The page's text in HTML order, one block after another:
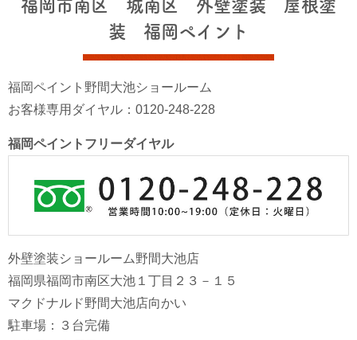
福岡市南区 城南区 外壁塗装 屋根塗
装 福岡ペイント
福岡ペイント野間大池ショールーム
お客様専用ダイヤル：0120-248-228
福岡ペイントフリーダイヤル
外壁塗装ショールーム野間大池店
福岡県福岡市南区大池１丁目２３－１５
マクドナルド野間大池店向かい
駐車場：３台完備